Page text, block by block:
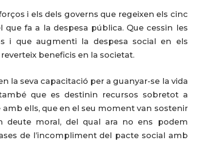
i els dels governs que regeixen els cinc
fa a la despesa pública. Que cessin les
i que augmenti la despesa social en els
beneficis en la societat.
la seva capacitació per a guanyar-se la vida
que es destinin recursos sobretot a
amb ells, que en el seu moment van sostenir
moral, del qual ara no ens podem
de l’incompliment del pacte social amb